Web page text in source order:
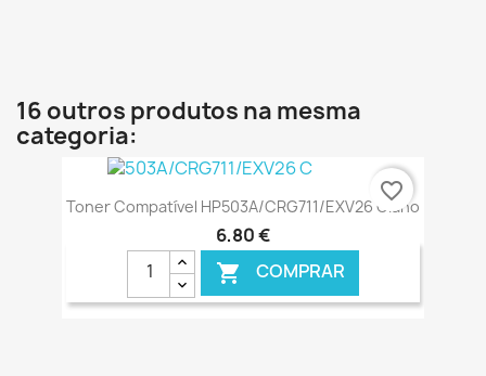
16 outros produtos na mesma
categoria:
Toner Compatível HP503A/CRG711/EXV26 Ciano
6,80 €
 COMPRAR
favorite_border